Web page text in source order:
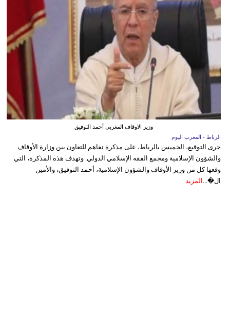
وزير الاوقاف المغربي أحمد التوفيق
الرباط - المغرب اليوم
جرى التوقيع، الخميس بالرباط، على مذكرة تفاهم للتعاون بين وزارة الأوقاف
والشؤون الإسلامية ومجمع الفقه الإسلامي الدولي. وتهدف هذه المذكرة، التي
وقعها كل من وزير الأوقاف والشؤون الإسلامية، أحمد التوفيق، والأمين
ال�... المزيد